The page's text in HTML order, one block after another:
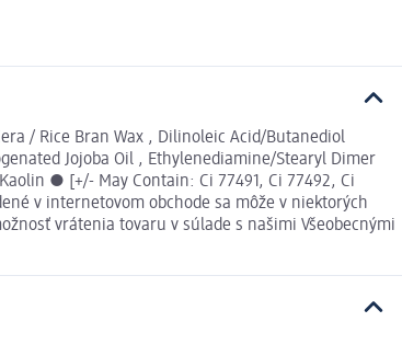
/ Rice Bran Wax , Dilinoleic Acid/Butanediol
Jojoba Oil , Ethylenediamine/Stearyl Dimer
● [+/- May Contain: Ci 77491, Ci 77492, Ci
v internetovom obchode sa môže v niektorých
vrátenia tovaru v súlade s našimi Všeobecnými